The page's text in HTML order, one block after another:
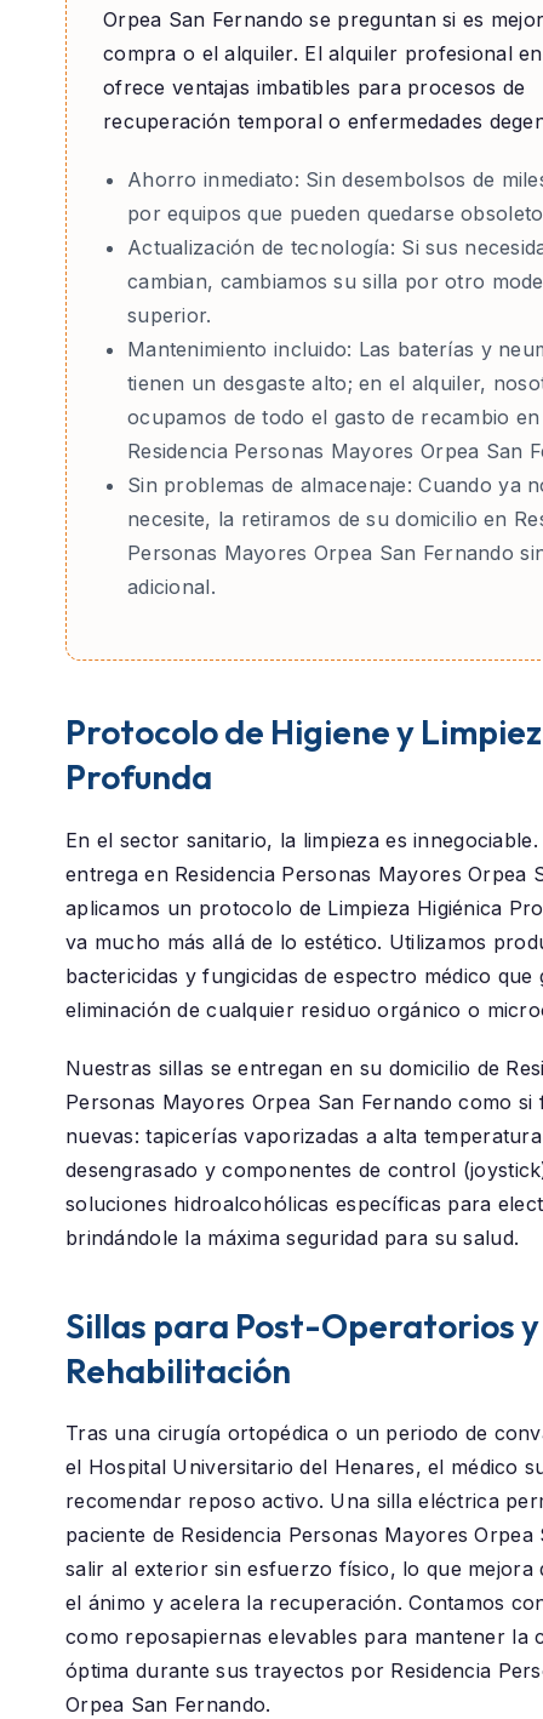
Orpea San Fernando se preguntan si es
compra o el alquiler. El alquiler profesional
ofrece ventajas imbatibles para procesos de
recuperación temporal o enfermedades
Ahorro inmediato: Sin desembolsos de
por equipos que pueden quedarse
Actualización de tecnología: Si sus
cambian, cambiamos su silla por otro
superior.
Mantenimiento incluido: Las baterías y
tienen un desgaste alto; en el alquiler,
ocupamos de todo el gasto de recambio en
Residencia Personas Mayores Orpea San
Sin problemas de almacenaje: Cuando ya
necesite, la retiramos de su domicilio en
Personas Mayores Orpea San Fernando
adicional.
Protocolo de Higiene y
Profunda
En el sector sanitario, la limpieza es
entrega en Residencia Personas Mayores Orpea
aplicamos un protocolo de Limpieza Higiénica
va mucho más allá de lo estético. Utilizamos
bactericidas y fungicidas de espectro médico que
eliminación de cualquier residuo orgánico o
Nuestras sillas se entregan en su domicilio de
Personas Mayores Orpea San Fernando como si
nuevas: tapicerías vaporizadas a alta
desengrasado y componentes de control
soluciones hidroalcohólicas específicas para
brindándole la máxima seguridad para su salud.
Sillas para Post-Operatorios y
Rehabilitación
Tras una cirugía ortopédica o un periodo de
el Hospital Universitario del Henares, el médico
recomendar reposo activo. Una silla eléctrica
paciente de Residencia Personas Mayores Orpea
salir al exterior sin esfuerzo físico, lo que mejora
el ánimo y acelera la recuperación. Contamos
como reposapiernas elevables para mantener la
óptima durante sus trayectos por Residencia
Orpea San Fernando.